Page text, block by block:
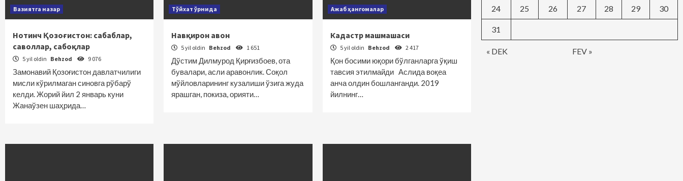
Вазиятга назар
Нотинч Қозоғистон: сабаблар,
саволлар, сабоқлар
5 yil oldin Behzod 9 076
Замонавий Қозоғистон давлатчилиги
мисли кўрилмаган синовга рўбарў
келди. Жорий йил 2 январь куни
Жанаўзен шаҳрида…
Тўйхат ўрнида
Навқирон авон
5 yil oldin Behzod 1 651
Дўстим Дилмурод Қирғизбоев, ота
бувалари, асли аравонлик. Соқол
мўйловларининг кузалиши ўзига жуда
ярашган, покиза, орияти…
Ажаб ҳангомалар
Кадастр машмашаси
5 yil oldin Behzod 2 417
Қон босими юқори бўлганларга ўқиш
тавсия этилмайди Аслида воқеа
анча олдин бошланганди. 2019
йилнинг…
« DEK FEV »
24 25 26 27 28 29 30
31